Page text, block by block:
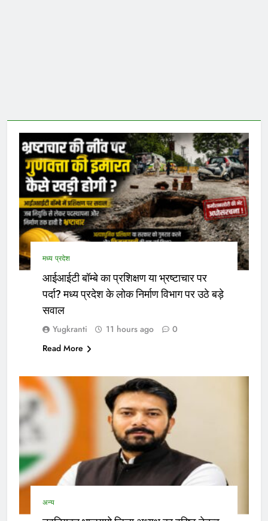
मध्य प्रदेश
आईआईटी बॉम्बे का प्रशिक्षण या भ्रष्टाचार पर
पर्दा? मध्य प्रदेश के लोक निर्माण विभाग पर उठे बड़े
सवाल
Yugkranti 11 hours ago
0
Read More
अन्य